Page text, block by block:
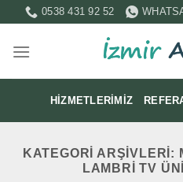
İçeriğe
0538 431 92 52
HIZMETLERIMIZ
KATEGORI ARŞIVLERI:
LAMBRI TV